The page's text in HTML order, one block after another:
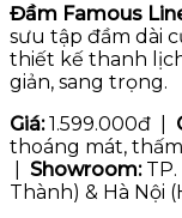
Đầm Famous
sưu tập đầm dài
thiết kế thanh
giản, sang trọng.
Giá:1.599.000đ |
thoáng mát,
Showroom:TP.
Thành) & Hà Nội